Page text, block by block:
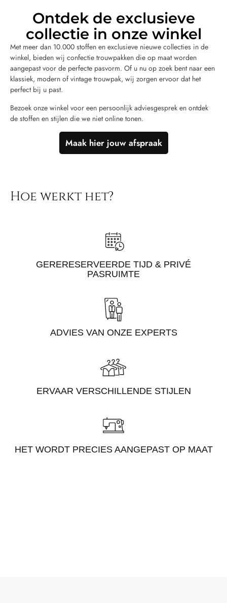
Ontdek de exclusieve
collectie in onze winkel
Met meer dan 10.000 stoffen en exclusieve nieuwe collecties in de
winkel, bieden wij confectie trouwpakken die op maat worden
aangepast voor de perfecte pasvorm. Of u nu op zoek bent naar een
klassiek, modern of vintage trouwpak, wij zorgen ervoor dat het
perfect bij u past.
Bezoek onze winkel voor een persoonlijk adviesgesprek en ontdek
de stoffen en stijlen die we niet online tonen.
Maak hier jouw afspraak
Hoe werkt het?
GERERESERVEERDE TIJD & PRIVÉ
PASRUIMTE
ADVIES VAN ONZE EXPERTS
ERVAAR VERSCHILLENDE STIJLEN
HET WORDT PRECIES AANGEPAST OP MAAT